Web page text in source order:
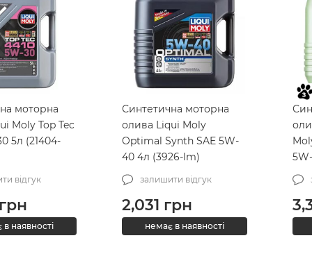
моторна
Moly Top Tec
5л (21404-
відгук
наявності
Синтетична моторна
олива Liqui Moly
Optimal Synth SAE 5W-
40 4л (3926-lm)
залишити відгук
2,031 грн
немає в наявності